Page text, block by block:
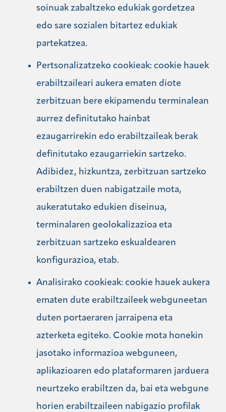
soinuak zabaltzeko edukiak gordetzea
edo sare sozialen bitartez edukiak
partekatzea.
Pertsonalizatzeko cookieak: cookie hauek
erabiltzaileari aukera ematen diote
zerbitzuan bere ekipamendu terminalean
aurrez definitutako hainbat
ezaugarrirekin edo erabiltzaileak berak
definitutako ezaugarriekin sartzeko.
Adibidez, hizkuntza, zerbitzuan sartzeko
erabiltzen duen nabigatzaile mota,
aukeratutako edukien diseinua,
terminalaren geolokalizazioa eta
zerbitzuan sartzeko eskualdearen
konfigurazioa, etab.
Analisirako cookieak: cookie hauek aukera
ematen dute erabiltzaileek webguneetan
duten portaeraren jarraipena eta
azterketa egiteko. Cookie mota honekin
jasotako informazioa webguneen,
aplikazioaren edo plataformaren jarduera
neurtzeko erabiltzen da, bai eta webgune
horien erabiltzaileen nabigazio profilak